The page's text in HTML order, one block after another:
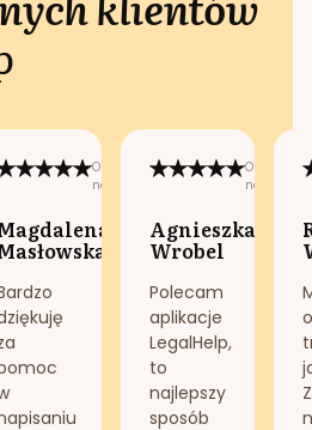
Opublikowano
na:
na:
Agnieszka
Wrobel
Polecam
aplikacje
LegalHelp,
to
najlepszy
sposób